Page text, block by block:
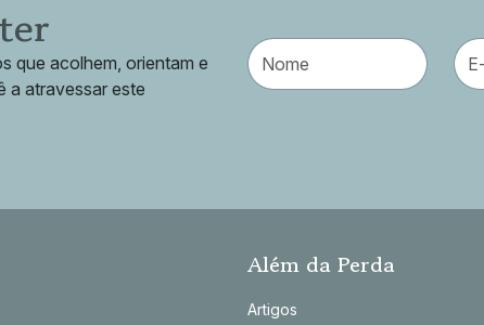
que acolhem, orientam e
a atravessar este
Além da Perda
Artigos